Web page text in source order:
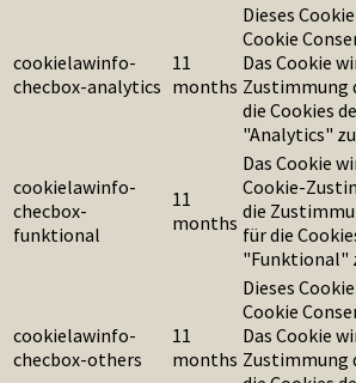
cookielawinfo-
checbox-analytics
11
months
Dieses
Cookie
Das Cookie
Zustimmung
die Cookies
"Analytics"
cookielawinfo-
checbox-
funktional
11
months
Das Cookie
Cookie-
die
für die
"Funktional"
cookielawinfo-
checbox-others
11
months
Dieses
Cookie
Das Cookie
Zustimmung